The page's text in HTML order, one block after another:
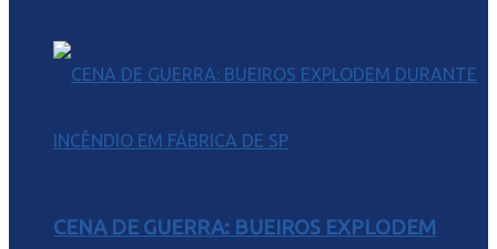
CENA DE GUERRA: BUEIROS EXPLODEM